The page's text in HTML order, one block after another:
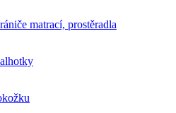
matrací, prostěradla